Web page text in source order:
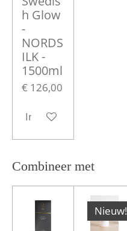
h Glow
-
NORDS
ILK -
1500ml
€ 126,00
In winkelwagen
Combineer met
Nieuw!